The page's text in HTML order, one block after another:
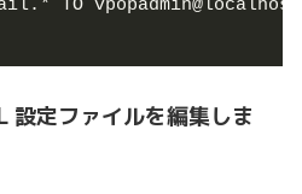
TO vpopadmin@localhost
定ファイルを編集しま